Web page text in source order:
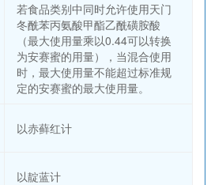
若食品类别中同时允许使用天门
冬酰苯丙氨酸甲酯乙酰磺胺酸
（最大使用量乘以0.44可以转换
为安赛蜜的用量），当混合使用
时，最大使用量不能超过标准规
定的安赛蜜的最大使用量。
以赤藓红计
以靛蓝计